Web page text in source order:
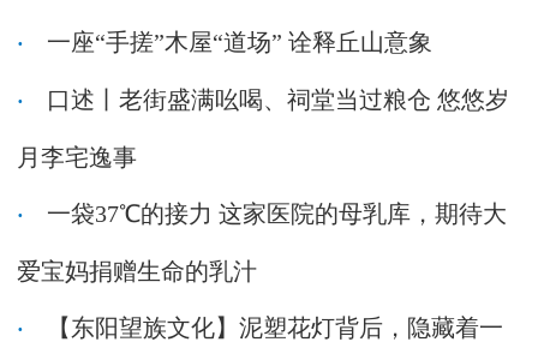
一座“手搓”木屋“道场” 诠释丘山意象
口述丨老街盛满吆喝、祠堂当过粮仓 悠悠岁
月李宅逸事
一袋37℃的接力 这家医院的母乳库，期待大
爱宝妈捐赠生命的乳汁
【东阳望族文化】泥塑花灯背后，隐藏着一